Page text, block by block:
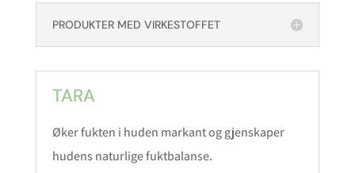
PRODUKTER MED VIRKESTOFFET
TARA
Øker fukten i huden markant og gjenskaper
hudens naturlige fuktbalanse.